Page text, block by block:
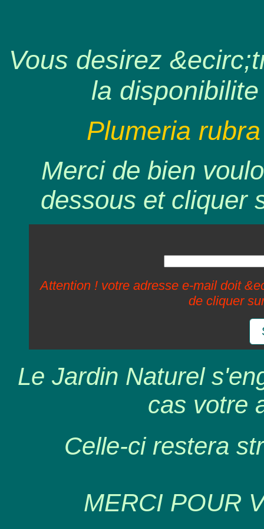
Vous desirez
la
Plumeria
Merci de bien
dessous et cliquer
Attention ! votre adresse e-mail doit
de cliquer
Le Jardin Naturel
cas votre
Celle-ci restera
MERCI POUR